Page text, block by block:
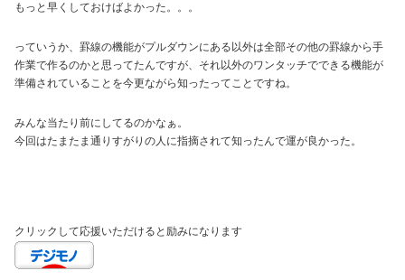
もっと早くしておけばよかった。。。
っていうか、罫線の機能がプルダウンにある以外は全部その他の罫線から手
作業で作るのかと思ってたんですが、それ以外のワンタッチでできる機能が
準備されていることを今更ながら知ったってことですね。
みんな当たり前にしてるのかなぁ。
今回はたまたま通りすがりの人に指摘されて知ったんで運が良かった。
クリックして応援いただけると励みになります